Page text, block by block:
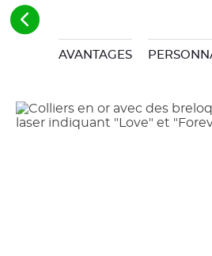
AVANTAGES